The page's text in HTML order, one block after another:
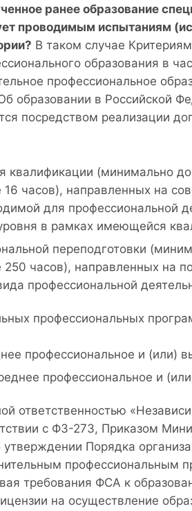
ранее образование
проводимым испытаниям
В таком случае
образования в
профессиональное
образовании в Российской
посредством реализации
(минимально
16 часов), направленных на
для профессиональной
в рамках имеющейся
переподготовки
250 часов), направленных на
профессиональной
профессиональных
профессиональное и (или)
профессиональное и
ответственностью
с ФЗ-273, Приказом
Порядка
профессиональным
требования ФСА к
на осуществление